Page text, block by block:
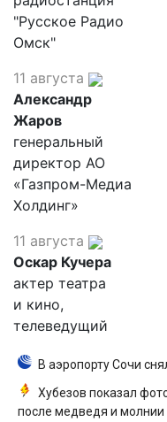
"Русское Радио
Омск"
11 августа
Александр
Жаров
генеральный
директор АО
«Газпром-Медиа
Холдинг»
11 августа
Оскар Кучера
актер театра
и кино,
телеведущий
В аэропорту Сочи
Хубезов показал
после медведя и молнии